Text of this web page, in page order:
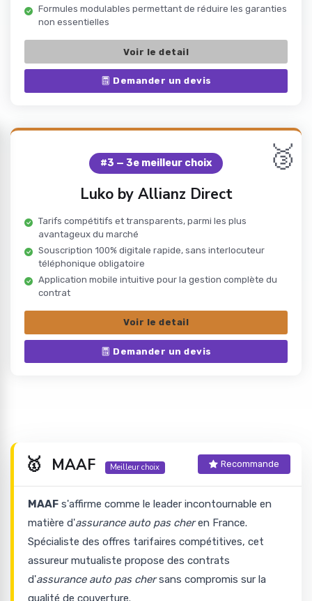
Formules modulables permettant de réduire les garanties
non essentielles
Voir le detail
Demander un devis
🥉
#3 — 3e meilleur choix
Luko by Allianz Direct
Tarifs compétitifs et transparents, parmi les plus
avantageux du marché
Souscription 100% digitale rapide, sans interlocuteur
téléphonique obligatoire
Application mobile intuitive pour la gestion complète du
contrat
Voir le detail
Demander un devis
🥇 MAAF Meilleur choix Recommande
MAAF s'affirme comme le leader incontournable en
matière d'assurance auto pas cheren France.
Spécialiste des offres tarifaires compétitives, cet
assureur mutualiste propose des contrats
d'assurance auto pas chersans compromis sur la